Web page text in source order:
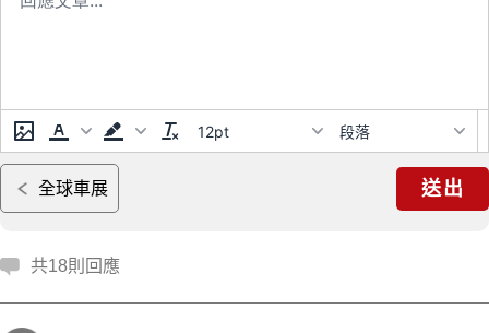
12pt 段落
全球車展 送出
共18則回應